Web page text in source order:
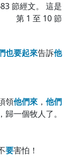
節經文。 這是
第 1 至 10 節
也要起來告訴他
領他們來 ， 他們
歸一個牧人了。
要害怕！